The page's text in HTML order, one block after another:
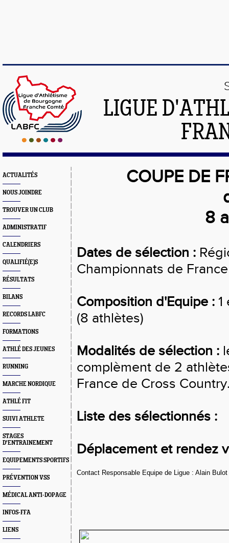
LIGUE
ACTUALITÉS
NOUS JOINDRE
TROUVER UN CLUB
ADMINISTRATIF
CALENDRIERS
QUALIFIÉ(E)S
RÉSULTATS
BILANS
RECORDS LABFC
FORMATIONS
ATHLÉ DES JEUNES
RUNNING
MARCHE NORDIQUE
ATHLÉ FIT
SUIVI ATHLETE
STAGES
D'ENTRAINEMENT
EQUIPEMENTS SPORTIFS
PRÉVENTION VSS
MÉDICAL ANTI-DOPAGE
INFOS-FFA
LIENS
COUPE DE
8
Dates de sélection :
Championnats de
Composition d'Equipe : 1
(8 athlètes)
Modalités de sélection :
complèment de 2
France de Cross
Liste des sélectionnés :
Déplacement et rendez
Contact Responsable Equipe de Ligue : Alain